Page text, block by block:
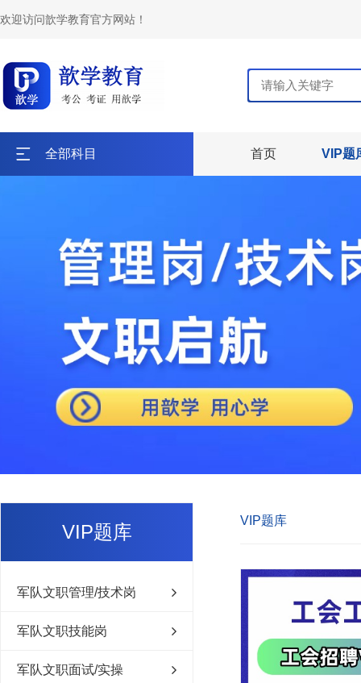
欢迎访问歆学教育官方网站！
全部科目 首页 VIP题
VIP题库
军队文职管理/技术岗
军队文职技能岗
军队文职面试/实操
VIP题库